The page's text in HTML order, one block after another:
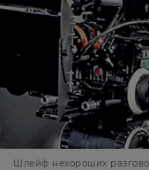
Шлейф нехороших